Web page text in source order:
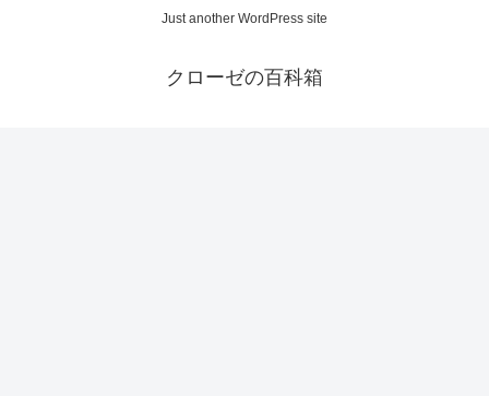
Just another WordPress site
クローゼの百科箱